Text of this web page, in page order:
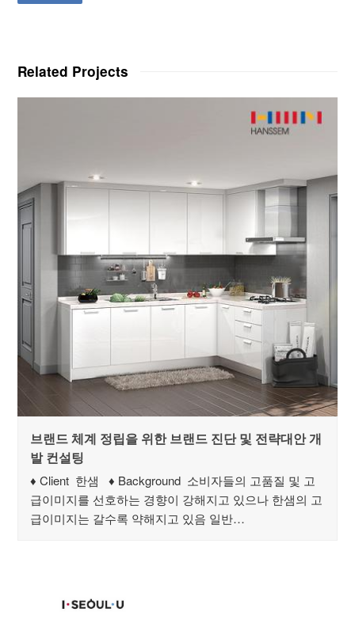
Related Projects
브랜드 체계 정립을 위한 브랜드 진단 및 전략대안 개
발 컨설팅
♦ Client 한샘 ♦ Background 소비자들의 고품질 및 고
급이미지를 선호하는 경향이 강해지고 있으나 한샘의 고
급이미지는 갈수록 약해지고 있음 일반…